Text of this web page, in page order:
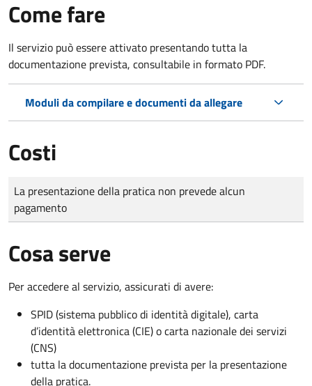
Come fare
Il servizio può essere attivato presentando tutta la
documentazione prevista, consultabile in formato PDF.
Moduli da compilare e documenti da allegare
Costi
Tipo di pagamento
Importo
La presentazione della pratica non prevede alcun
pagamento
Cosa serve
Per accedere al servizio, assicurati di avere:
SPID (sistema pubblico di identità digitale), carta
d’identità elettronica (CIE) o carta nazionale dei servizi
(CNS)
tutta la documentazione prevista per la presentazione
della pratica.